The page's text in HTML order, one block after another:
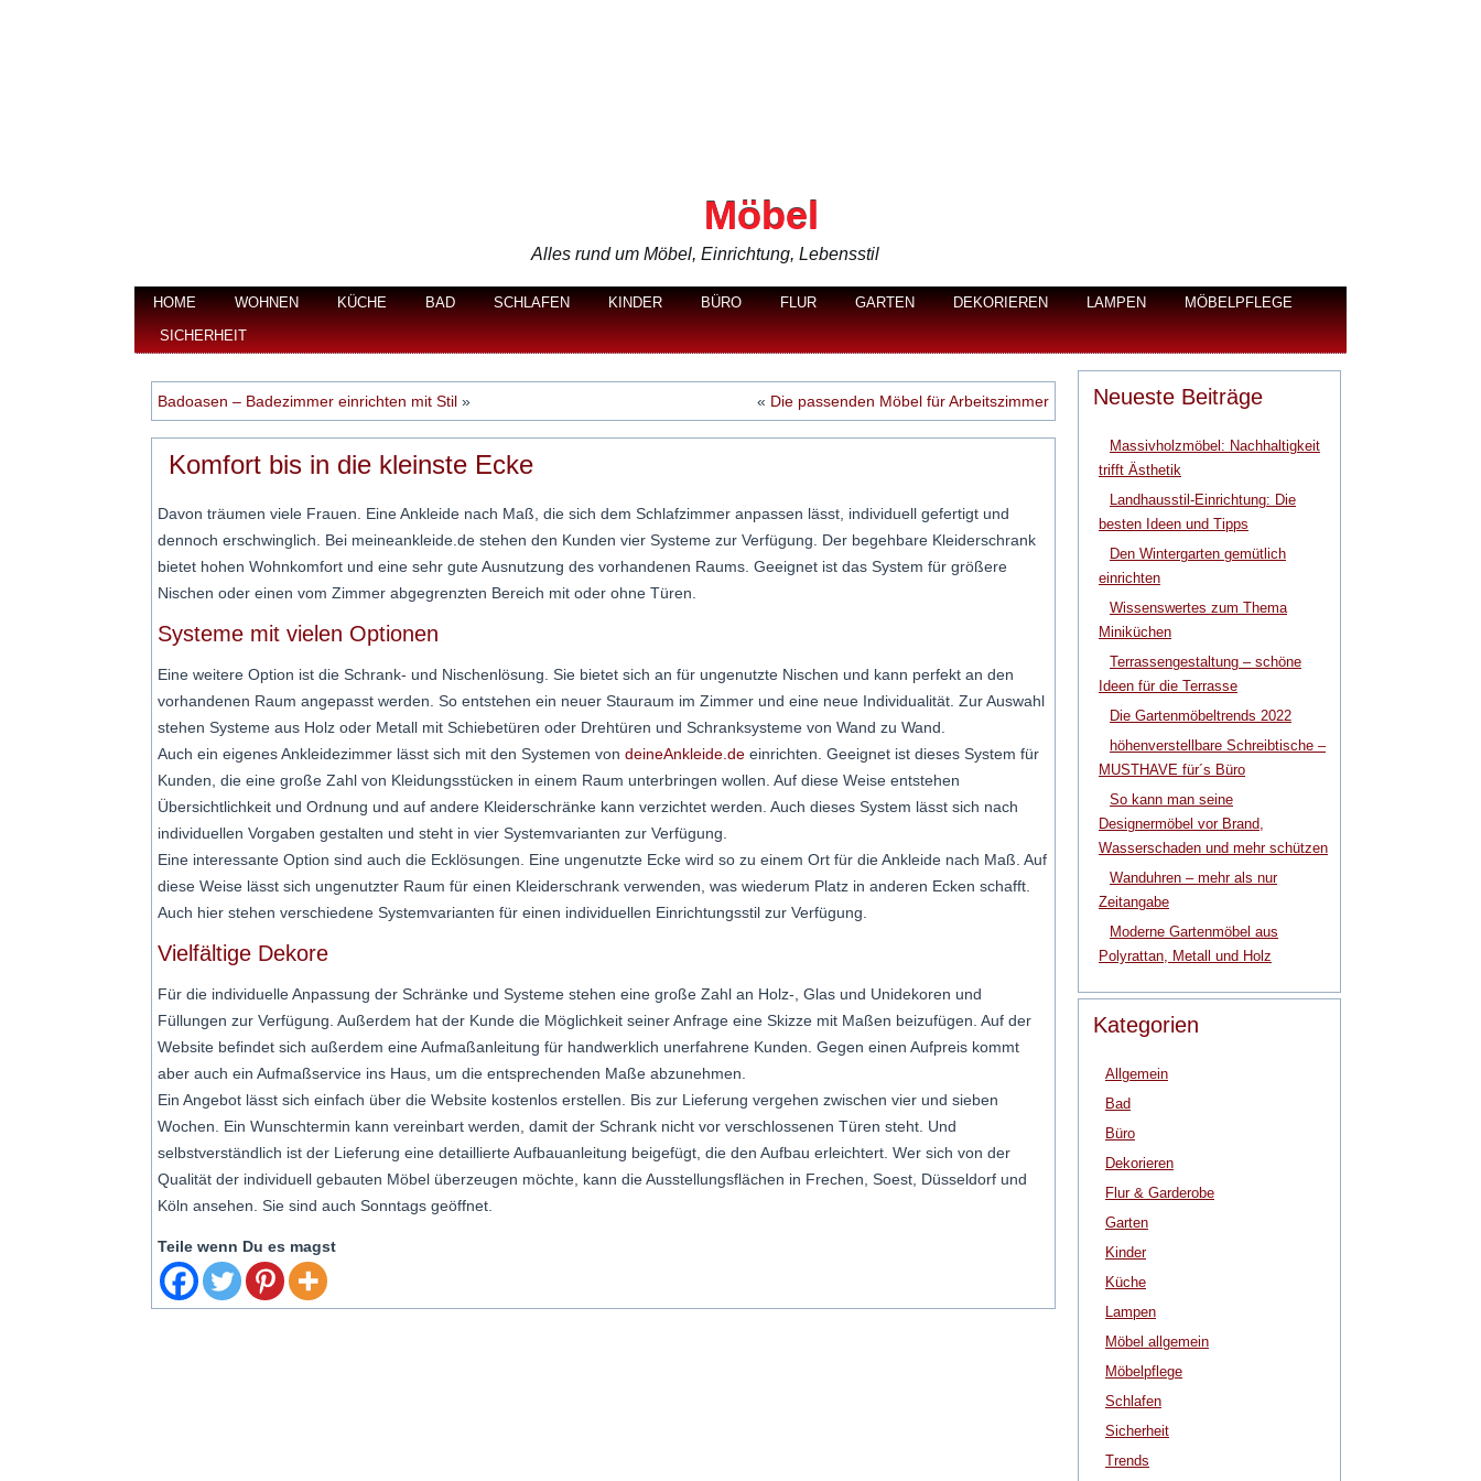
Möbel
Alles rund um Möbel, Einrichtung, Lebensstil
HOME WOHNEN KÜCHE BAD SCHLAFEN KINDER BÜRO FLUR GARTEN DEKORIEREN LAMPEN
MÖBELPFLEGE
SICHERHEIT
Badoasen – Badezimmer einrichten mit Stil » « Die passenden Möbel für Arbeitszimmer
Komfort bis in die kleinste Ecke
Davon träumen viele Frauen. Eine Ankleide nach Maß, die sich dem Schlafzimmer anpassen lässt, individuell gefertigt und
dennoch erschwinglich. Bei meineankleide.de stehen den Kunden vier Systeme zur Verfügung. Der begehbare Kleiderschrank
bietet hohen Wohnkomfort und eine sehr gute Ausnutzung des vorhandenen Raums. Geeignet ist das System für größere
Nischen oder einen vom Zimmer abgegrenzten Bereich mit oder ohne Türen.
Systeme mit vielen Optionen
Eine weitere Option ist die Schrank- und Nischenlösung. Sie bietet sich an für ungenutzte Nischen und kann perfekt an den
vorhandenen Raum angepasst werden. So entstehen ein neuer Stauraum im Zimmer und eine neue Individualität. Zur Auswahl
stehen Systeme aus Holz oder Metall mit Schiebetüren oder Drehtüren und Schranksysteme von Wand zu Wand.
Auch ein eigenes Ankleidezimmer lässt sich mit den Systemen von deineAnkleide.de einrichten. Geeignet ist dieses System für
Kunden, die eine große Zahl von Kleidungsstücken in einem Raum unterbringen wollen. Auf diese Weise entstehen
Übersichtlichkeit und Ordnung und auf andere Kleiderschränke kann verzichtet werden. Auch dieses System lässt sich nach
individuellen Vorgaben gestalten und steht in vier Systemvarianten zur Verfügung.
Eine interessante Option sind auch die Ecklösungen. Eine ungenutzte Ecke wird so zu einem Ort für die Ankleide nach Maß. Auf
diese Weise lässt sich ungenutzter Raum für einen Kleiderschrank verwenden, was wiederum Platz in anderen Ecken schafft.
Auch hier stehen verschiedene Systemvarianten für einen individuellen Einrichtungsstil zur Verfügung.
Vielfältige Dekore
Für die individuelle Anpassung der Schränke und Systeme stehen eine große Zahl an Holz-, Glas und Unidekoren und
Füllungen zur Verfügung. Außerdem hat der Kunde die Möglichkeit seiner Anfrage eine Skizze mit Maßen beizufügen. Auf der
Website befindet sich außerdem eine Aufmaßanleitung für handwerklich unerfahrene Kunden. Gegen einen Aufpreis kommt
aber auch ein Aufmaßservice ins Haus, um die entsprechenden Maße abzunehmen.
Ein Angebot lässt sich einfach über die Website kostenlos erstellen. Bis zur Lieferung vergehen zwischen vier und sieben
Wochen. Ein Wunschtermin kann vereinbart werden, damit der Schrank nicht vor verschlossenen Türen steht. Und
selbstverständlich ist der Lieferung eine detaillierte Aufbauanleitung beigefügt, die den Aufbau erleichtert. Wer sich von der
Qualität der individuell gebauten Möbel überzeugen möchte, kann die Ausstellungsflächen in Frechen, Soest, Düsseldorf und
Köln ansehen. Sie sind auch Sonntags geöffnet.
Teile wenn Du es magst
Neueste Beiträge
Massivholzmöbel: Nachhaltigkeit
trifft Ästhetik
Landhausstil-Einrichtung: Die
besten Ideen und Tipps
Den Wintergarten gemütlich
einrichten
Wissenswertes zum Thema
Miniküchen
Terrassengestaltung – schöne
Ideen für die Terrasse
Die Gartenmöbeltrends 2022
höhenverstellbare Schreibtische –
MUSTHAVE für´s Büro
So kann man seine
Designermöbel vor Brand,
Wasserschaden und mehr schützen
Wanduhren – mehr als nur
Zeitangabe
Moderne Gartenmöbel aus
Polyrattan, Metall und Holz
Kategorien
Allgemein
Bad
Büro
Dekorieren
Flur & Garderobe
Garten
Kinder
Küche
Lampen
Möbel allgemein
Möbelpflege
Schlafen
Sicherheit
Trends